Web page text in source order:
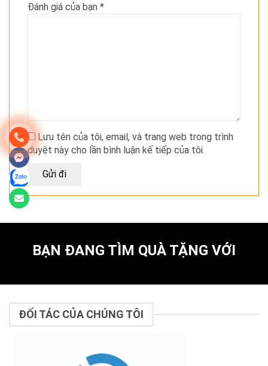
Đánh giá của bạn *
Lưu tên của tôi, email, và trang web trong trình
duyệt này cho lần bình luận kế tiếp của tôi.
BẠN ĐANG TÌM QUÀ TẶNG VỚI
ĐỐI TÁC CỦA CHÚNG TÔI